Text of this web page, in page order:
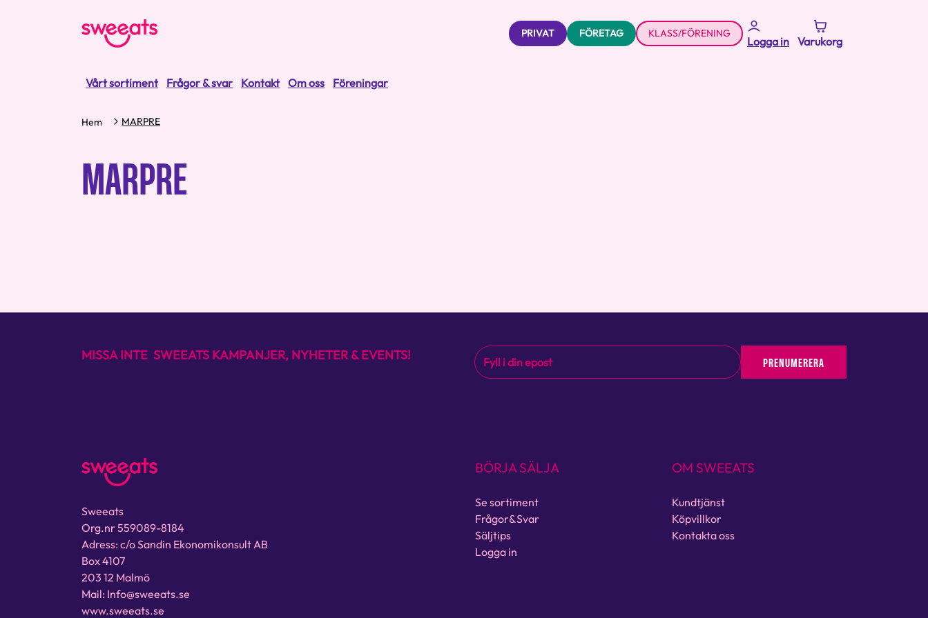
PRIVAT FÖRETAG KLASS/FÖRENING
Logga in Varukorg
Vårt sortiment Frågor & svar Kontakt Om oss Föreningar
Hem MARPRE
MARPRE
MISSA INTE SWEEATS KAMPANJER, NYHETER & EVENTS! PRENUMERERA
Sweeats
Org.nr 559089-8184
Adress: c/o Sandin Ekonomikonsult AB
Box 4107
203 12 Malmö
Mail: Info@sweeats.se
www.sweeats.se
BÖRJA SÄLJA
Se sortiment
Frågor&Svar
Säljtips
Logga in
OM SWEEATS
Kundtjänst
Köpvillkor
Kontakta oss